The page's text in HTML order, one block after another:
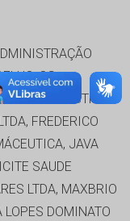
CG
INDUSTRIA
FREDERICO
JAVA
SAUDE
LTDA, MAXBRIO
LOPES DOMINATO